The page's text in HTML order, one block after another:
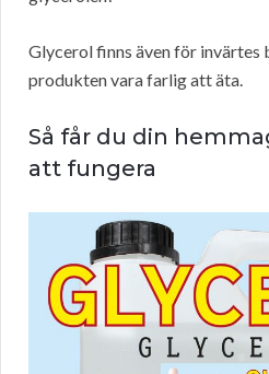
Glycerol finns även för invärtes
produkten vara farlig att äta.
Så får du din
att fungera